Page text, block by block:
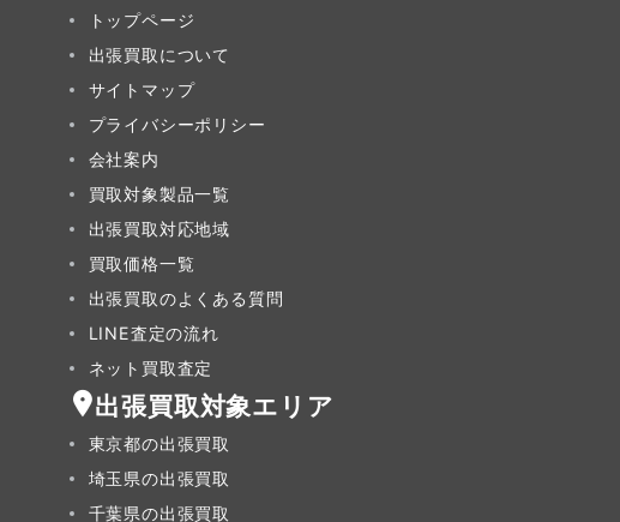
トップページ
出張買取について
サイトマップ
プライバシーポリシー
会社案内
買取対象製品一覧
出張買取対応地域
買取価格一覧
出張買取のよくある質問
LINE査定の流れ
ネット買取査定
出張買取対象エリア
東京都の出張買取
埼玉県の出張買取
千葉県の出張買取